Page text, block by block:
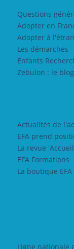
Questions
Adopter en
Adopter à
Les démarches
Enfants
Zebulon : le blog
Actualités de
EFA prend
La revue
EFA Formations
La boutique EFA
Ligne nationale